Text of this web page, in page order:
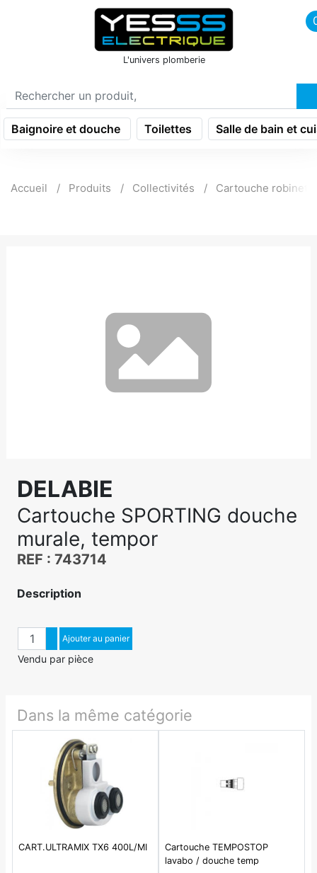
icon menu burger
L'univers plomberie
Baignoire et douche Toilettes Salle de bain et
Accueil Produits Collectivités Cartouche
DELABIE
Cartouche SPORTING douche
murale, tempor
REF : 743714
Description
QuantitéAugmenter quantité
Diminuer quantité
Ajouter au panier
Vendu par pièce
Dans la même catégorie
CART.ULTRAMIX TX6 400L/MI
Cartouche TEMPOSTOP
lavabo / douche temp